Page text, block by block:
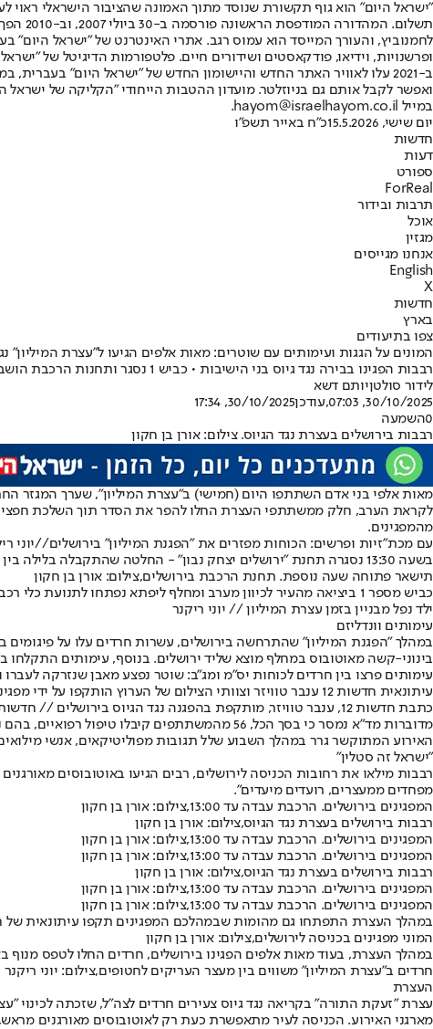
"ישראל היום" הוא גוף תקשורת שנוסד מתוך האמונה שהציבור הישראלי ראוי
ופרשנויות, וידיאו, פודקאסטים ושידורים חיים. פלטפורמות הדיגיטל של
ב-2021 עלו לאוויר האתר החדש והיישומון החדש של "ישראל היום"
ואפשר לקבל אותם גם בניוזלטר. מועדון ההטבות הייחודי "הקליקה של
במייל hayom@israelhayom.co.il.
יום שישי, 15.5.2026
כ"ח באייר תשפ"ו
חדשות
דעות
ספורט
ForReal
תרבות ובידור
אוכל
מגזין
אנחנו מגייסים
English
X
חדשות
בארץ
צפו בתיעודים
המונים על הגגות ועימותים עם שוטרים: מאות אלפים הגיעו ל"עצרת המיליון"
רבבות הפגינו בבירה נגד גיוס בני הישיבות • כביש 1 נסגר ותחנות הרכבת הושבתו • נקבע מותו של ילד שהפגין ונפל מבניין • צפו: כתבת חדשות 12 הותקפה בבקבוקים • "ישראל היום" עושה לכם סדר
לידור סולטןיותם דשא
30/10/2025, 07:03
,עודכן30/10/2025, 17:34
0השמעה
רבבות בירושלים בעצרת נגד הגיוס. צילום: אורן בן חקון
מאות אלפי בני אדם השתתפו היום (חמישי) ב"עצרת המיליון", שערך המגזר
לקראת הערב, חלק ממשתתפי העצרת החלו להפר את הסדר תוך השלכת
מהמפגינים.
עם מכת"זיות ופרשים: הכוחות מפזרים את "הפגנת המיליון" בירושלים//יוני
בשעה 13:30 נסגרה תחנת "ירושלים יצחק נבון" - החלטה שהתקבלה בלילה בין רכבת ישראל למשטרה "למען שמירה על ביטחון הציבור", מאחר שהתחנה ממוקמת בלב אזור העצרת. בשעה 16:30 נפתחה שוב התחנה.
תישאר פתוחה שעה נוספת. תחנת הרכבת בירושלים,צילום: אורן בן חקון
כביש מספר 1 ביציאה מהעיר לכיוון מערב ומחלף ליפתא נפתחו לתנועת כלי רכב בשעה 19:00. הכוחות פועלים במקום גם בשעה זו, לשמירה על הסדר הציבורי ותנועת כלי הרכב מופנית לצירי תנועה חלופיים.
ילד נפל מבניין בזמן עצרת המיליון // יוני ריקנר
עימותים וונדליזם
במהלך "הפגנת המיליון" שהתרחשה בירושלים, עשרות חרדים עלו על פיגומים
בינוני-קשה מאוטובוס במחלף מוצא שליד ירושלים. בנוסף, עימותים התקלחו
עימותים פרצו בין חרדים לכוחות יס"מ ומג"ב: שוטר נפצע מאבן שנזרקה
עיתונאית חדשות 12 ענבר טוויזר וצוותי הצילום של הערוץ הותקפו על ידי מפגינים שהשליכו לעברם בקבוקים, מקלות וחפצים נוספים. צפו בתיעוד:
כתבת חדשות 12, ענבר טוויזר, מותקפת בהפגנה נגד הגיוס בירושלים // חדשות 12
מדוברות מד"א נמסר כי בסך הכל, 56 מהמשתתפים קיבלו טיפול רפואיים, בהם נער כבן 15 שנפל מגובה רב באתר בנייה ולאחר נסיונות החייאה מותו נקבע במקום. מתוך המטופלים, 4 פונו לבתי החולים.
האירוע המתוקשר גרר במהלך השבוע שלל תגובות מפוליטיקאים, אנשי
"ישראל זה סטלין"
רבבות מילאו את רחובות הכניסה לירושלים, רבים הגיעו באוטובוסים
מפחדים ממעצרים, רועדים מיעדים".
המפגינים בירושלים. הרכבת עבדה עד 13:00,צילום: אורן בן חקון
רבבות בירושלים בעצרת נגד הגיוס,צילום: אורן בן חקון
המפגינים בירושלים. הרכבת עבדה עד 13:00,צילום: אורן בן חקון
המפגינים בירושלים. הרכבת עבדה עד 13:00,צילום: אורן בן חקון
רבבות בירושלים בעצרת נגד הגיוס,צילום: אורן בן חקון
המפגינים בירושלים. הרכבת עבדה עד 13:00,צילום: אורן בן חקון
המפגינים בירושלים. הרכבת עבדה עד 13:00,צילום: אורן בן חקון
במהלך העצרת התפתחו גם מהומות שבמהלכם המפגינים תקפו עיתונאית של
המוני מפגינים בכניסה לירושלים,צילום: אורן בן חקון
במהלך העצרת, בעוד מאות אלפים הפגינו בירושלים, חרדים החלו לטפס
חרדים ב"עצרת המיליון" משווים בין מעצר העריקים לחטופים,צילום: יוני ריקנר
העצרת
מארגני האירוע. הכניסה לעיר מתאפשרת כעת רק לאוטובוסים מאורגנים